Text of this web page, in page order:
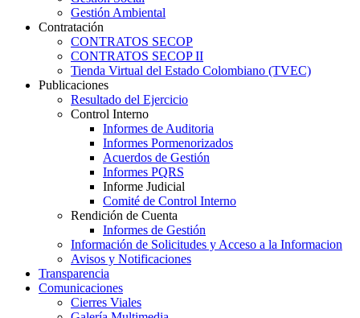
Gestión Ambiental
Contratación
CONTRATOS SECOP
CONTRATOS SECOP II
Tienda Virtual del Estado Colombiano (TVEC)
Publicaciones
Resultado del Ejercicio
Control Interno
Informes de Auditoria
Informes Pormenorizados
Acuerdos de Gestión
Informes PQRS
Informe Judicial
Comité de Control Interno
Rendición de Cuenta
Informes de Gestión
Información de Solicitudes y Acceso a la Informacion
Avisos y Notificaciones
Transparencia
Comunicaciones
Cierres Viales